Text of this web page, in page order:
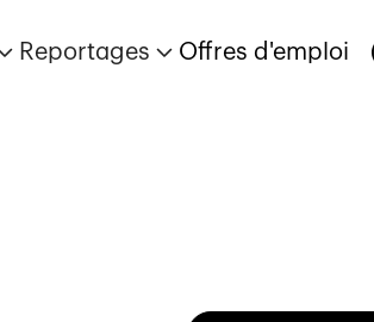
Reportages Offres d'emploi